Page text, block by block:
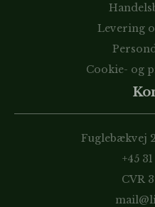
Levering
Cookie- og
Fuglebækvej
+45
CVR